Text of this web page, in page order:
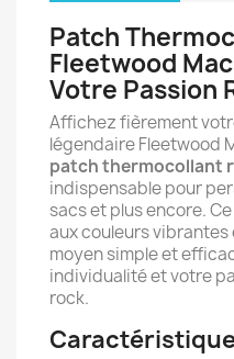
Patch
Fleetwood
Votre Passion
Affichez fièrement
légendaire Fleetwood
patch thermocollant
indispensable pour
sacs et plus encore.
aux couleurs
moyen simple et
individualité et votre
rock.